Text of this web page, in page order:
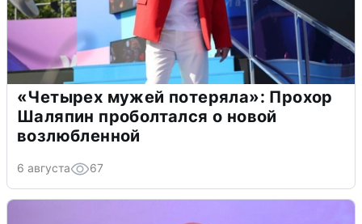
«Четырех мужей потеряла»: Прохор
Шаляпин проболтался о новой
возлюбленной
6 августа 67